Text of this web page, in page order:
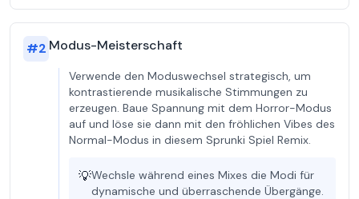
#2 Modus-Meisterschaft
Verwende den Moduswechsel strategisch, um
kontrastierende musikalische Stimmungen zu
erzeugen. Baue Spannung mit dem Horror-Modus
auf und löse sie dann mit den fröhlichen Vibes des
Normal-Modus in diesem Sprunki Spiel Remix.
💡Wechsle während eines Mixes die Modi für
dynamische und überraschende Übergänge.